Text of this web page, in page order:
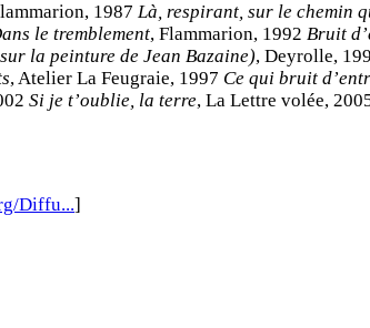
1987 Là, respirant, sur le chemin
le tremblement, Flammarion, 1992 Bruit
la peinture de Jean Bazaine), Deyrolle,
, Atelier La Feugraie, 1997 Ce qui bruit
Si je t’oublie, la terre, La Lettre volée,
Diffu...]